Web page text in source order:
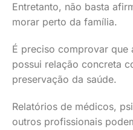
Entretanto, não basta
morar perto da família.
É preciso comprovar que
possui relação concreta
preservação da saúde.
Relatórios de médicos,
outros profissionais